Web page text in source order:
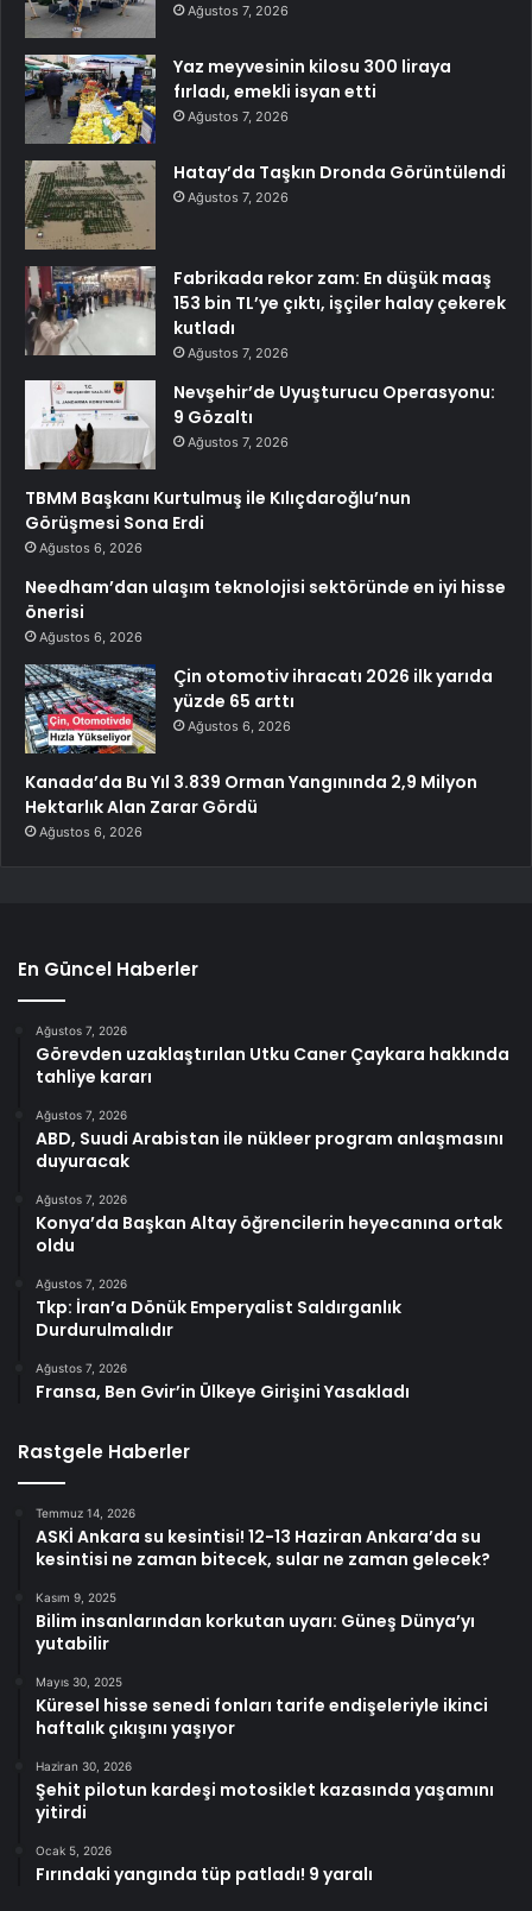
Ağustos 7, 2026
Yaz meyvesinin kilosu 300 liraya
fırladı, emekli isyan etti
Ağustos 7, 2026
Hatay’da Taşkın Dronda Görüntülendi
Ağustos 7, 2026
Fabrikada rekor zam: En düşük maaş
153 bin TL’ye çıktı, işçiler halay çekerek
kutladı
Ağustos 7, 2026
Nevşehir’de Uyuşturucu Operasyonu:
9 Gözaltı
Ağustos 7, 2026
TBMM Başkanı Kurtulmuş ile Kılıçdaroğlu’nun
Görüşmesi Sona Erdi
Ağustos 6, 2026
Needham’dan ulaşım teknolojisi sektöründe en iyi hisse
önerisi
Ağustos 6, 2026
Çin otomotiv ihracatı 2026 ilk yarıda
yüzde 65 arttı
Ağustos 6, 2026
Kanada’da Bu Yıl 3.839 Orman Yangınında 2,9 Milyon
Hektarlık Alan Zarar Gördü
Ağustos 6, 2026
En Güncel Haberler
Ağustos 7, 2026
Görevden uzaklaştırılan Utku Caner Çaykara hakkında
tahliye kararı
Ağustos 7, 2026
ABD, Suudi Arabistan ile nükleer program anlaşmasını
duyuracak
Ağustos 7, 2026
Konya’da Başkan Altay öğrencilerin heyecanına ortak
oldu
Ağustos 7, 2026
Tkp: İran’a Dönük Emperyalist Saldırganlık
Durdurulmalıdır
Ağustos 7, 2026
Fransa, Ben Gvir’in Ülkeye Girişini Yasakladı
Rastgele Haberler
Temmuz 14, 2026
ASKİ Ankara su kesintisi! 12-13 Haziran Ankara’da su
kesintisi ne zaman bitecek, sular ne zaman gelecek?
Kasım 9, 2025
Bilim insanlarından korkutan uyarı: Güneş Dünya’yı
yutabilir
Mayıs 30, 2025
Küresel hisse senedi fonları tarife endişeleriyle ikinci
haftalık çıkışını yaşıyor
Haziran 30, 2026
Şehit pilotun kardeşi motosiklet kazasında yaşamını
yitirdi
Ocak 5, 2026
Fırındaki yangında tüp patladı! 9 yaralı